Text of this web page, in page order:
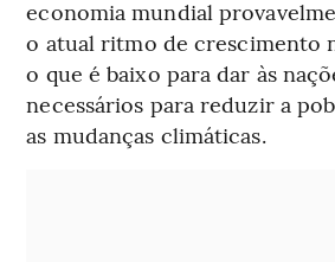
economia mundial
o atual ritmo de crescimento
o que é baixo para dar às
necessários para reduzir a
as mudanças climáticas.